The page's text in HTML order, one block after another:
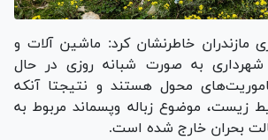
مازندران خاطرنشان کرد: ماشین آلات و
شهرداری به صورت شبانه روزی در حال
محول هستند و نتیجتا آنکه
زیست، موضوع زباله وپسماند مربوط به
بحران خارج شده است.